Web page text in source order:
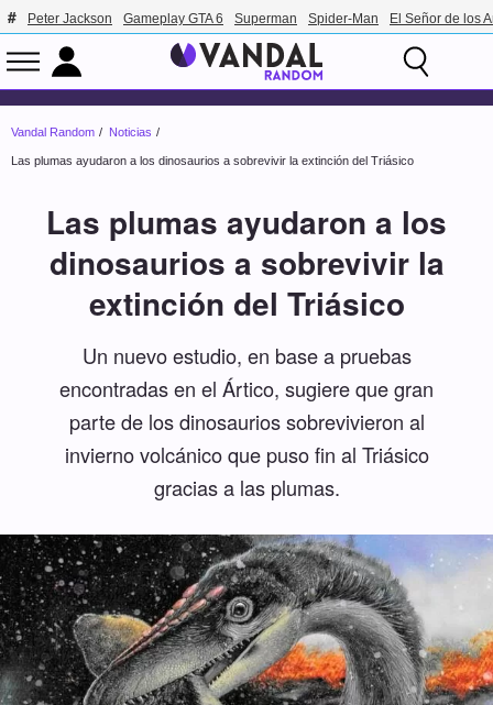
Peter Jackson Gameplay GTA 6 Superman Spider-Man El Señor de los
Vandal Random Noticias
Las plumas ayudaron a los dinosaurios a sobrevivir la extinción del Triásico
Las plumas ayudaron a los
dinosaurios a sobrevivir la
extinción del Triásico
Un nuevo estudio, en base a pruebas
encontradas en el Ártico, sugiere que gran
parte de los dinosaurios sobrevivieron al
invierno volcánico que puso fin al Triásico
gracias a las plumas.